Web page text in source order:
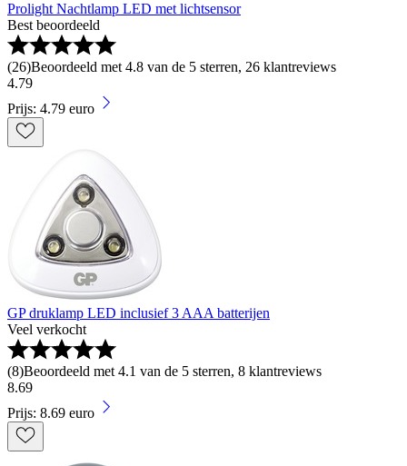
Prolight Nachtlamp LED met lichtsensor
Best beoordeeld
(26)Beoordeeld met 4.8 van de 5 sterren, 26 klantreviews
4.79
Prijs: 4.79 euro
GP druklamp LED inclusief 3 AAA batterijen
Veel verkocht
(8)Beoordeeld met 4.1 van de 5 sterren, 8 klantreviews
8.69
Prijs: 8.69 euro